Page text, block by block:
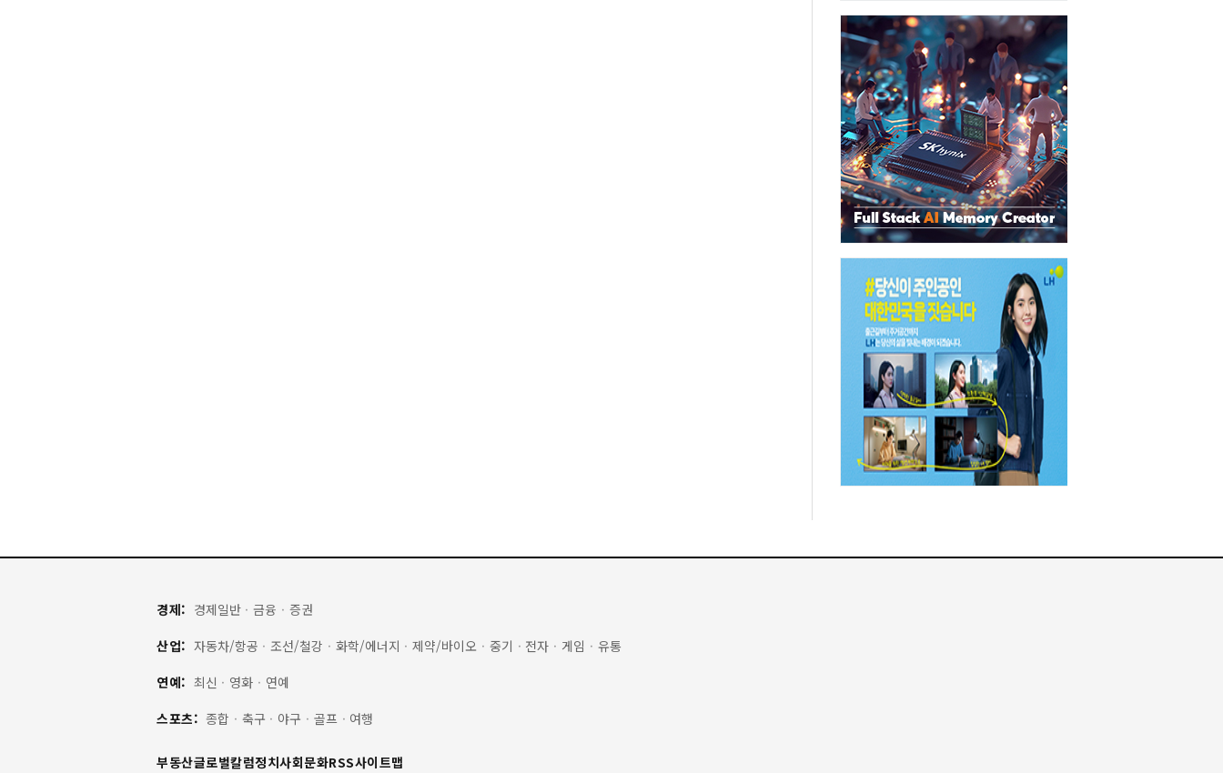
경제: 경제일반 · 금융 · 증권
산업: 자동차/항공 · 조선/철강 · 화학/에너지 · 제약/바이오 · 중기 · 전자 · 게임 · 유통
연예: 최신 · 영화 · 연예
스포츠: 종합 · 축구 · 야구 · 골프 · 여행
부동산글로벌칼럼정치사회문화RSS사이트맵